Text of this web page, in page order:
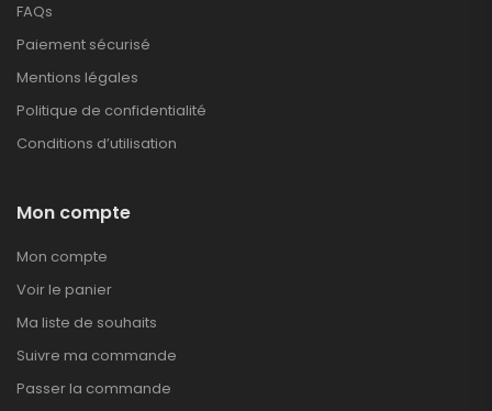
FAQs
Paiement sécurisé
Mentions légales
Politique de confidentialité
Conditions d’utilisation
Mon compte
Mon compte
Voir le panier
Ma liste de souhaits
Suivre ma commande
Passer la commande